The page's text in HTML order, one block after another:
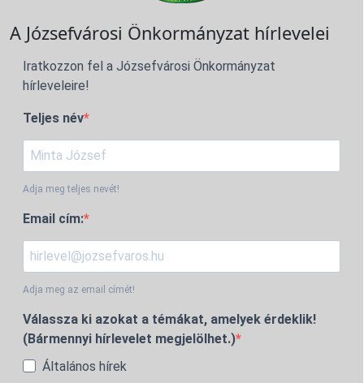
A Józsefvárosi Önkormányzat hírlevelei
Iratkozzon fel a Józsefvárosi Önkormányzat
hírleveleire!
Teljes név
Adja meg teljes nevét!
Email cím:
Adja meg az email címét!
Válassza ki azokat a témákat, amelyek érdeklik!
(Bármennyi hírlevelet megjelölhet.)
Általános hírek